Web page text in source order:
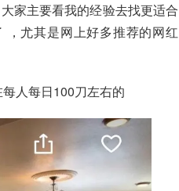
家主要看我的经验去找更适合
尤其是网上好多推荐的网红
人每日100刀左右的